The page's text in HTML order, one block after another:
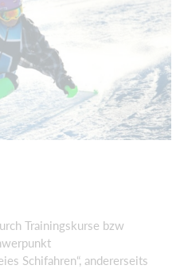
Trainingskurse bzw
Schifahren“, andererseits